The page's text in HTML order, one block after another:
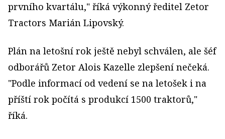
prvního kvartálu," říká výkonný ředitel Zetor
Tractors Marián Lipovský.
Plán na letošní rok ještě nebyl schválen, ale šéf
odborářů Zetor Alois Kazelle zlepšení nečeká.
"Podle informací od vedení se na letošek i na
příští rok počítá s produkcí 1500 traktorů,"
říká.